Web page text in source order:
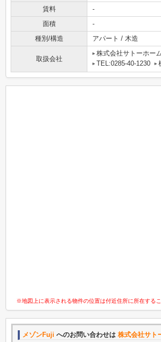
賃料 -
面積
-
種別/構造
アパート / 木造
取扱会社
株式会社サトーホー
TEL:0285-40-1230
※地図上に表示される物件の位置は付近住所に所在する
メゾンFuji へのお問い合わせは 株式会社サ